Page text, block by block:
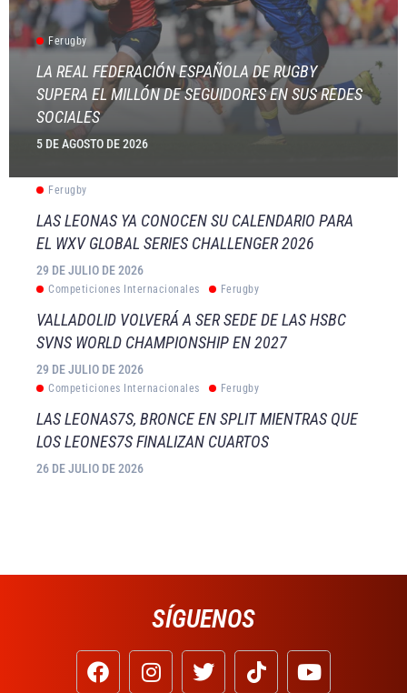
Ferugby
LA REAL FEDERACIÓN ESPAÑOLA DE RUGBY
SUPERA EL MILLÓN DE SEGUIDORES EN SUS REDES
SOCIALES
5 DE AGOSTO DE 2026
Ferugby
LAS LEONAS YA CONOCEN SU CALENDARIO PARA
EL WXV GLOBAL SERIES CHALLENGER 2026
29 DE JULIO DE 2026
Competiciones Internacionales Ferugby
VALLADOLID VOLVERÁ A SER SEDE DE LAS HSBC
SVNS WORLD CHAMPIONSHIP EN 2027
29 DE JULIO DE 2026
Competiciones Internacionales Ferugby
LAS LEONAS7S, BRONCE EN SPLIT MIENTRAS QUE
LOS LEONES7S FINALIZAN CUARTOS
26 DE JULIO DE 2026
SÍGUENOS